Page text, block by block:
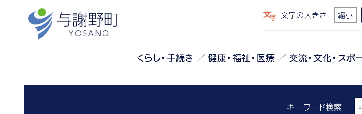
文字の大きさ 縮小
くらし・手続き 健康・福祉・医療 交流・文化・スポ
キーワード検索